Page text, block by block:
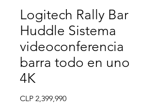
Logitech Rally Bar
Huddle Sistema
videoconferencia
barra todo en uno
4K
CLP 2,399,990Price